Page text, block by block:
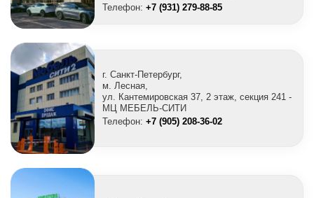
Телефон: +7 (931) 279-88-85
г. Санкт-Петербург,
м. Лесная,
ул. Кантемировская 37, 2 этаж, секция 241 -
МЦ МЕБЕЛЬ-СИТИ
Телефон: +7 (905) 208-36-02